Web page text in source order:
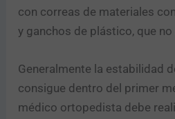
con correas de materiales
y ganchos de plástico, que
Generalmente la estabilidad
consigue dentro del primer
médico ortopedista debe